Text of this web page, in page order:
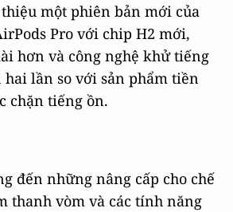
một phiên bản mới của
Pro với chip H2 mới,
hơn và công nghệ khử tiếng
lần so với sản phẩm tiền
chặn tiếng ồn.
đến những nâng cấp cho chế
thanh vòm và các tính năng